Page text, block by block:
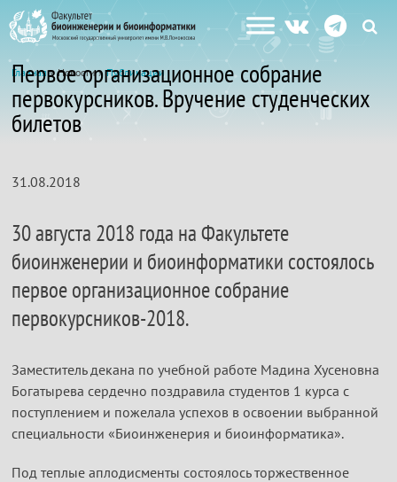
Главная» Новости »Публикации
Первое организационное собрание
первокурсников. Вручение студенческих
билетов
31.08.2018
30 августа 2018 года на Факультете
биоинженерии и биоинформатики состоялось
первое организационное собрание
первокурсников-2018.
Заместитель декана по учебной работе Мадина Хусеновна
Богатырева сердечно поздравила студентов 1 курса с
поступлением и пожелала успехов в освоении выбранной
специальности «Биоинженерия и биоинформатика».
Под теплые аплодисменты состоялось торжественное